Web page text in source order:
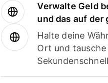
Verwalte Geld
und das auf der
Halte deine
Ort und tausche